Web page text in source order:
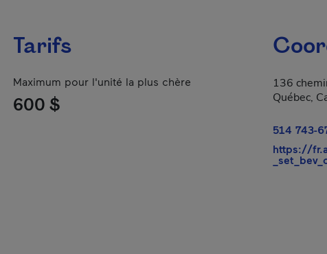
Tarifs
Maximum pour l'unité la plus chère
600 $
136
Québec,
514 743-
https://